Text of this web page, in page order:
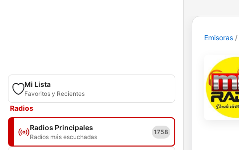
Mi Lista
Favoritos y Recientes
Radios
Radios Principales
Radios más escuchadas
1758
Emisoras